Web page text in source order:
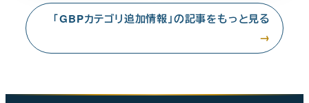
「GBPカテゴリ追加情報」の記事をもっと見る
→